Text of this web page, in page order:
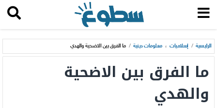
الرئيسية / إسلاميات ، معلومات دينية / ما الفرق بين الاضحية والهدي
ما الفرق بين الاضحية
والهدي